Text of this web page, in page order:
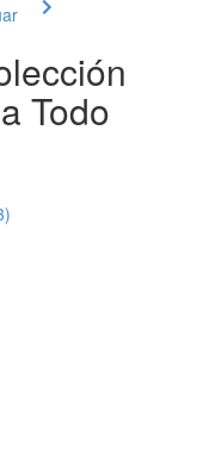
Todo